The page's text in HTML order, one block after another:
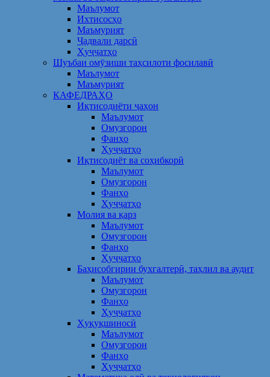
Маълумот
Ихтисосҳо
Маъмурият
Ҷадвали дарсӣ
Ҳуҷҷатҳо
Шуъбаи омӯзиши таҳсилоти фосилавӣ
Маълумот
Маъмурият
КАФЕДРАҲО
Иқтисодиёти ҷаҳон
Маълумот
Омузгорон
Фанҳо
Ҳуҷҷатҳо
Иқтисодиёт ва соҳибкорӣ
Маълумот
Омузгорон
Фанҳо
Ҳуҷҷатҳо
Молия ва қарз
Маълумот
Омузгорон
Фанҳо
Ҳуҷҷатҳо
Баҳисобгирии бухгалтерӣ, таҳлил ва аудит
Маълумот
Омузгорон
Фанҳо
Ҳуҷҷатҳо
Ҳуқуқшиносӣ
Маълумот
Омузгорон
Фанҳо
Ҳуҷҷатҳо